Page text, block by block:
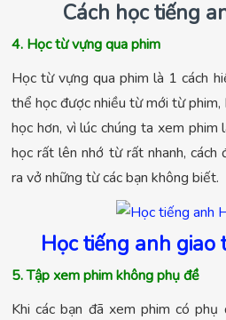
Cách học tiếng
4. Học từ vựng qua phim
Học từ vựng qua phim là 1 cách
thể học được nhiều từ mới từ
học hơn, vì lúc chúng ta xem
học rất lên nhớ từ rất nhanh, cách
ra vở những từ các bạn không biết.
Học tiếng anh giao
5. Tập xem phim không phụ đề
Khi các bạn đã xem phim có